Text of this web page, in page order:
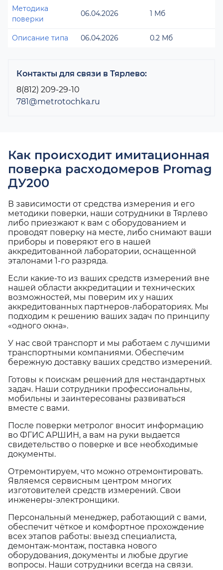
Методика
поверки
06.04.2026 1 Мб
Описание типа 06.04.2026 0.2 Мб
Контакты для связи в Тярлево:
8(812) 209-29-10
781@metrotochka.ru
Как происходит имитационная
поверка расходомеров Promag
ДУ200
В зависимости от средства измерения и его
методики поверки, наши сотрудники в Тярлево
либо приезжают к вам с оборудованием и
проводят поверку на месте, либо снимают ваши
приборы и поверяют его в нашей
аккредитованной лаборатории, оснащенной
эталонами 1-го разряда.
Если какие-то из ваших средств измерений вне
нашей области аккредитации и технических
возможностей, мы поверим их у наших
аккредитованных партнеров-лабораториях. Мы
подходим к решению ваших задач по принципу
«одного окна».
У нас свой транспорт и мы работаем с лучшими
транспортными компаниями. Обеспечим
бережную доставку ваших средство измерений.
Готовы к поискам решений для нестандартных
задач. Наши сотрудники профессиональны,
мобильны и заинтересованы развиваться
вместе с вами.
После поверки метролог вносит информацию
во ФГИС АРШИН, а вам на руки выдается
свидетельство о поверке и все необходимые
документы.
Отремонтируем, что можно отремонтировать.
Являемся сервисным центром многих
изготовителей средств измерений. Свои
инженеры-электронщики.
Персональный менеджер, работающий с вами,
обеспечит чёткое и комфортное прохождение
всех этапов работы: выезд специалиста,
демонтаж-монтаж, поставка нового
оборудования, документы и любые другие
вопросы. Наши сотрудники всегда на связи.